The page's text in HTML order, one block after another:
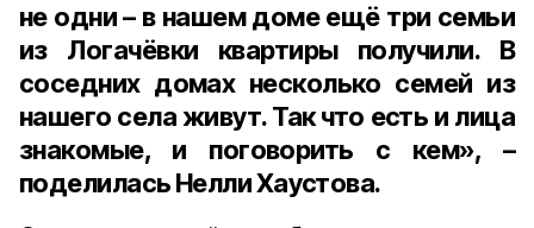
не одни – в нашем доме ещё три семьи
из Логачёвки квартиры получили. В
соседних домах несколько семей из
нашего села живут. Так что есть и лица
знакомые, и поговорить с кем», –
поделилась Нелли Хаустова.